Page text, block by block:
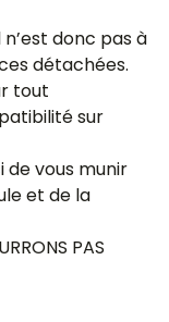
donc pas à
détachées.
tout
sur
vous munir
et de la
PAS